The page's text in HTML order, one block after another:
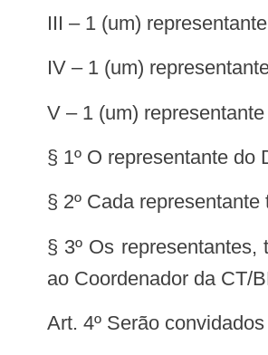
III – 1 (um)
IV – 1 (um)
V – 1 (um)
§ 1º O representante
§ 2º Cada
§ 3º Os
ao Coordenador da CT/
Art. 4º Serão